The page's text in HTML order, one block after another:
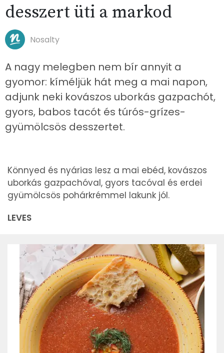
desszert üti a markod
Nosalty
A nagy melegben nem bír annyit a
gyomor: kíméljük hát meg a mai napon,
adjunk neki kovászos uborkás gazpachót,
gyors, babos tacót és túrós-grízes-
gyümölcsös desszertet.
Könnyed és nyárias lesz a mai ebéd, kovászos
uborkás gazpachóval, gyors tacóval és erdei
gyümölcsös pohárkrémmel lakunk jól.
LEVES